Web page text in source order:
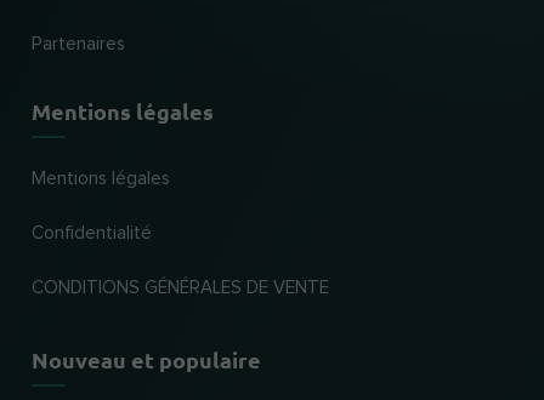
Partenaires
Mentions légales
Mentions légales
Confidentialité
CONDITIONS GÉNÉRALES DE VENTE
Nouveau et populaire